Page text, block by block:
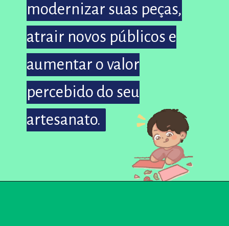
modernizar suas peças,
atrair novos públicos e
aumentar o valor
percebido do seu
artesanato.
modernizar suas peças,
atrair novos públicos e
aumentar o valor
percebido do seu
artesanato.